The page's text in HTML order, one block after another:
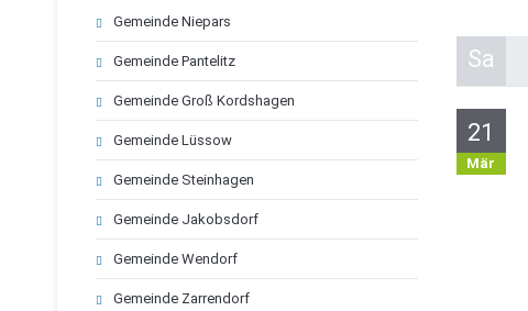
Sa
21
Mär
Navigation
überspringen
Gemeinde Niepars
Gemeinde Pantelitz
Gemeinde Groß Kordshagen
Gemeinde Lüssow
Gemeinde Steinhagen
Gemeinde Jakobsdorf
Gemeinde Wendorf
Gemeinde Zarrendorf